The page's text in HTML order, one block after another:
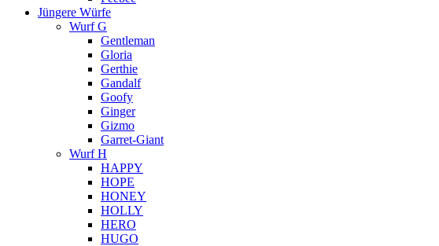
Jüngere Würfe
Wurf G
Gentleman
Gloria
Gerthie
Gandalf
Goofy
Ginger
Gizmo
Garret-Giant
Wurf H
HAPPY
HOPE
HONEY
HOLLY
HERO
HUGO